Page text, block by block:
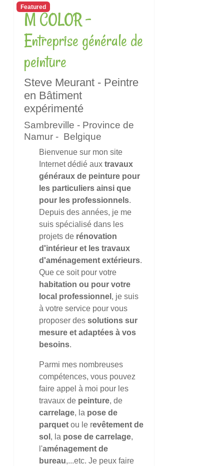
Featured
M COLOR -
Entreprise générale de
peinture
Steve Meurant - Peintre
en Bâtiment
expérimenté
Sambreville - Province de
Namur - Belgique
Bienvenue sur mon site
Internet dédié aux travaux
généraux de peinture pour
les particuliers ainsi que
pour les professionnels.
Depuis des années, je me
suis spécialisé dans les
projets de rénovation
d'intérieur et les travaux
d'aménagement extérieurs.
Que ce soit pour votre
habitation ou pour votre
local professionnel , je suis
à votre service pour vous
proposer des solutions sur
mesure et adaptées à vos
besoins.
Parmi mes nombreuses
compétences, vous pouvez
faire appel à moi pour les
travaux de peinture, de
carrelage, la pose de
parquet ou le revêtement de
sol , la pose de carrelage,
l'aménagement de
bureau,...etc. Je peux faire